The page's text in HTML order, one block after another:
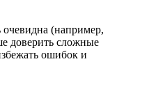
очевидна (например,
доверить сложные
ошибок и